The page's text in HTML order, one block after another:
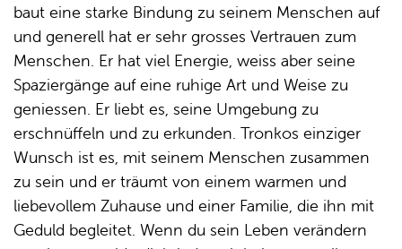
baut eine starke Bindung zu seinem Menschen auf
und generell hat er sehr grosses Vertrauen zum
Menschen. Er hat viel Energie, weiss aber seine
Spaziergänge auf eine ruhige Art und Weise zu
geniessen. Er liebt es, seine Umgebung zu
erschnüffeln und zu erkunden. Tronkos einziger
Wunsch ist es, mit seinem Menschen zusammen
zu sein und er träumt von einem warmen und
liebevollem Zuhause und einer Familie, die ihn mit
Geduld begleitet. Wenn du sein Leben verändern